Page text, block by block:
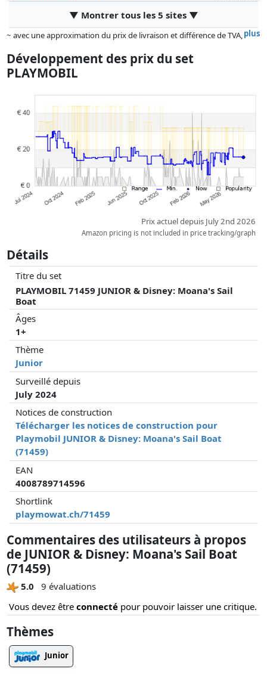
▼ Montrer tous les 5 sites ▼
plus
~ avec une approximation du prix de livraison et différence de TVA,
Les prix et la disponibilité peuvent avoir changé depuis la dernière mise
à jour. L'ordre est purement basé sur le prix, la rémunération des
Développement des prix du set
PLAYMOBIL
Prix actuel depuis July 2nd 2026
Amazon pricing is not included in price tracking/graph
Détails
Titre du set
PLAYMOBIL 71459 JUNIOR & Disney: Moana's Sail
Boat
Âges
1+
Thème
Junior
Surveillé depuis
July 2024
Notices de construction
Télécharger les notices de construction pour
Playmobil JUNIOR & Disney: Moana's Sail Boat
(71459)
EAN
4008789714596
Shortlink
playmowat.ch/71459
Commentaires des utilisateurs à propos
de JUNIOR & Disney: Moana's Sail Boat
(71459)
5.0
9 évaluations
Vous devez être connecté pour pouvoir laisser une critique.
Thèmes
Junior